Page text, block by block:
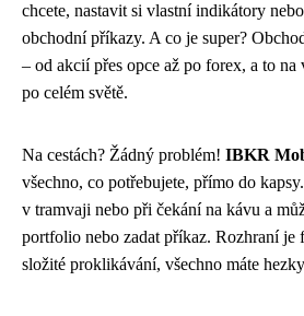
chcete, nastavit si vlastní indikátory
obchodní příkazy. A co je super?
– od akcií přes opce až po forex, a to na
po celém světě.
Na cestách? Žádný problém! IBKR
všechno, co potřebujete, přímo do
v tramvaji nebo při čekání na kávu a
portfolio nebo zadat příkaz. Rozhraní je
složité proklikávání, všechno máte